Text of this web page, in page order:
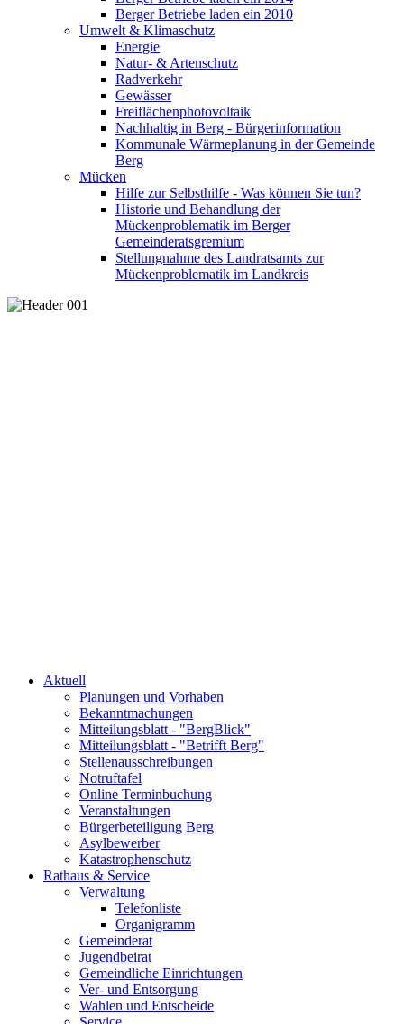
Berger Betriebe laden ein 2010
Umwelt & Klimaschutz
Energie
Natur- & Artenschutz
Radverkehr
Gewässer
Freiflächenphotovoltaik
Nachhaltig in Berg - Bürgerinformation
Kommunale Wärmeplanung in der Gemeinde
Berg
Mücken
Hilfe zur Selbsthilfe - Was können Sie tun?
Historie und Behandlung der
Mückenproblematik im Berger
Gemeinderatsgremium
Stellungnahme des Landratsamts zur
Mückenproblematik im Landkreis
Aktuell
Planungen und Vorhaben
Bekanntmachungen
Mitteilungsblatt - "BergBlick"
Mitteilungsblatt - "Betrifft Berg"
Stellenausschreibungen
Notruftafel
Online Terminbuchung
Veranstaltungen
Bürgerbeteiligung Berg
Asylbewerber
Katastrophenschutz
Rathaus & Service
Verwaltung
Telefonliste
Organigramm
Gemeinderat
Jugendbeirat
Gemeindliche Einrichtungen
Ver- und Entsorgung
Wahlen und Entscheide